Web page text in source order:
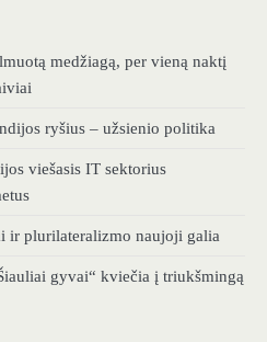
medžiagą, per vieną naktį
ryšius – užsienio politika
viešasis IT sektorius
ir plurilateralizmo naujoji galia
gyvai“ kviečia į triukšmingą